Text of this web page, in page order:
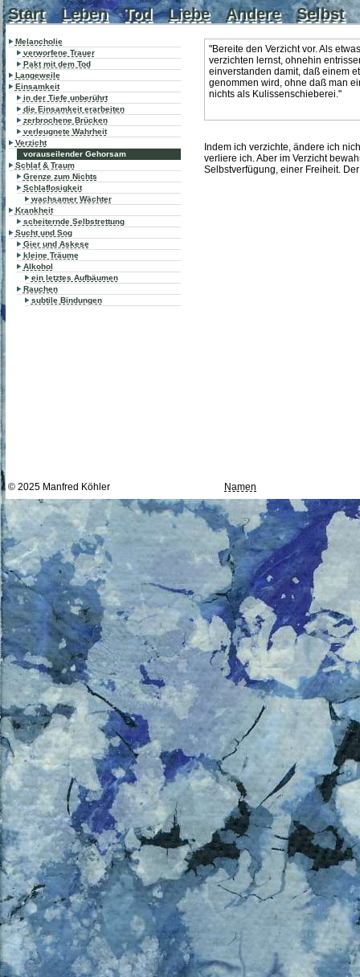
Start Leben Tod Liebe Andere Selbst
Melancholie
verworfene Trauer
Pakt mit dem Tod
Langeweile
Einsamkeit
in der Tiefe unberührt
die Einsamkeit erarbeiten
zerbrochene Brücken
verleugnete Wahrheit
Verzicht
vorauseilender Gehorsam
Schlaf & Traum
Grenze zum Nichts
Schlaflosigkeit
wachsamer Wächter
Krankheit
scheiternde Selbstrettung
Sucht und Sog
Gier und Askese
kleine Träume
Alkohol
ein letztes Aufbäumen
Rauchen
subtile Bindungen
"Bereite den Verzicht vor. Als
verzichten lernst, ohnehin
einverstanden damit, daß einem
genommen wird, ohne daß man
nichts als Kulissenschieberei."
Indem ich verzichte, ändere ich
verliere ich. Aber im Verzicht
Selbstverfügung, einer Freiheit.